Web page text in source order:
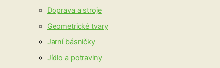
Doprava a stroje
Geometrické tvary
Jarní básničky
Jídlo a potraviny